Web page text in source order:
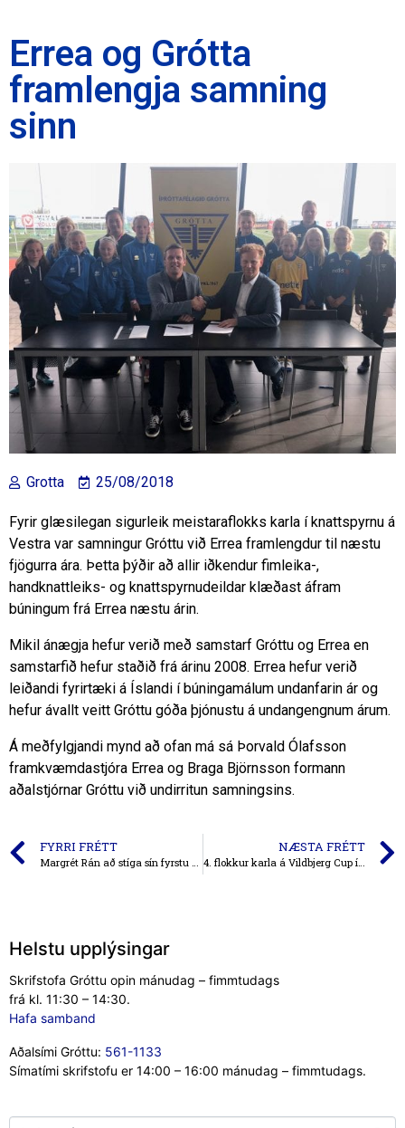
Errea og Grótta
framlengja samning
sinn
Grotta 25/08/2018
Fyrir glæsilegan sigurleik meistaraflokks karla í knattspyrnu á
Vestra var samningur Gróttu við Errea framlengdur til næstu
fjögurra ára. Þetta þýðir að allir iðkendur fimleika-,
handknattleiks- og knattspyrnudeildar klæðast áfram
búningum frá Errea næstu árin.
Mikil ánægja hefur verið með samstarf Gróttu og Errea en
samstarfið hefur staðið frá árinu 2008. Errea hefur verið
leiðandi fyrirtæki á Íslandi í búningamálum undanfarin ár og
hefur ávallt veitt Gróttu góða þjónustu á undangengnum árum.
Á meðfylgjandi mynd að ofan má sá Þorvald Ólafsson
framkvæmdastjóra Errea og Braga Björnsson formann
aðalstjórnar Gróttu við undirritun samningsins.
FYRRI FRÉTT
Margrét Rán að stíga sín fyrstu skref í meistaraflokki
NÆSTA FRÉTT
4. flokkur karla á Vildbjerg Cup í Danmörku
Helstu upplýsingar
Skrifstofa Gróttu opin mánudag – fimmtudags
frá kl. 11:30 – 14:30.
Hafa samband
Aðalsími Gróttu: 561-1133
Símatími skrifstofu er 14:00 – 16:00 mánudag – fimmtudags.